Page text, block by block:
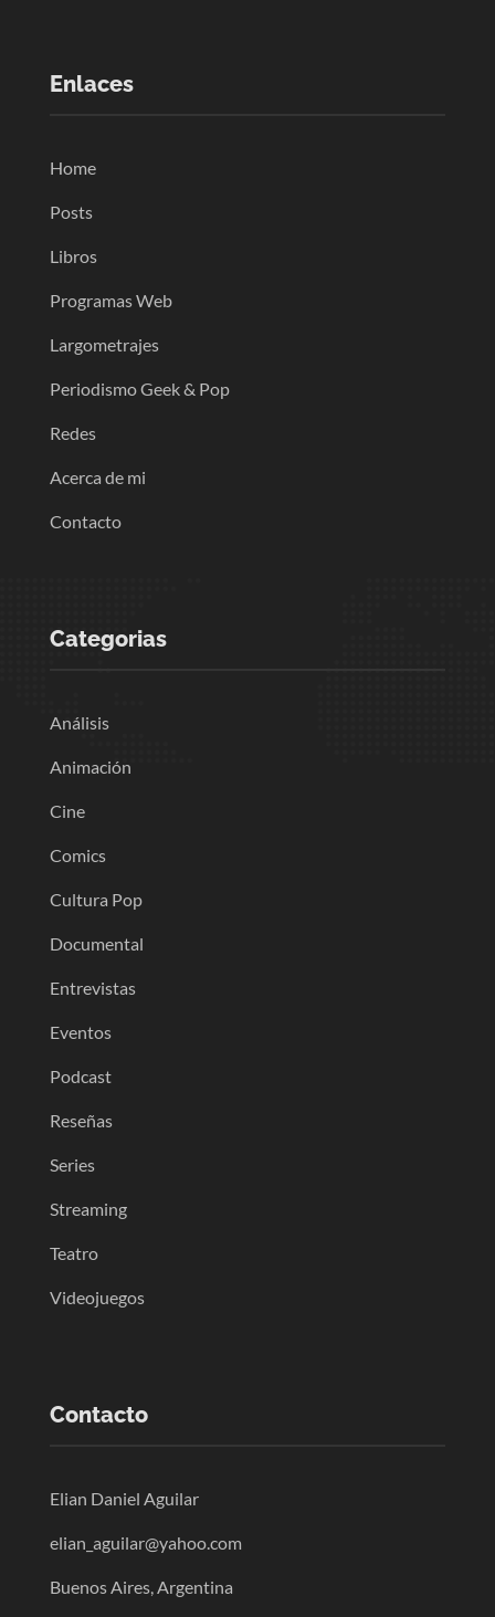
Enlaces
Home
Posts
Libros
Programas Web
Largometrajes
Periodismo Geek & Pop
Redes
Acerca de mi
Contacto
Categorias
Análisis
Animación
Cine
Comics
Cultura Pop
Documental
Entrevistas
Eventos
Podcast
Reseñas
Series
Streaming
Teatro
Videojuegos
Contacto
Elian Daniel Aguilar
elian_aguilar@yahoo.com
Buenos Aires, Argentina